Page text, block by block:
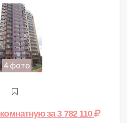
4 фото
комнатнуюза 3 782 110